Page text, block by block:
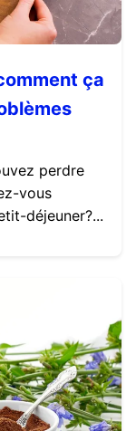
ça
perdre
vous
déjeuner?...